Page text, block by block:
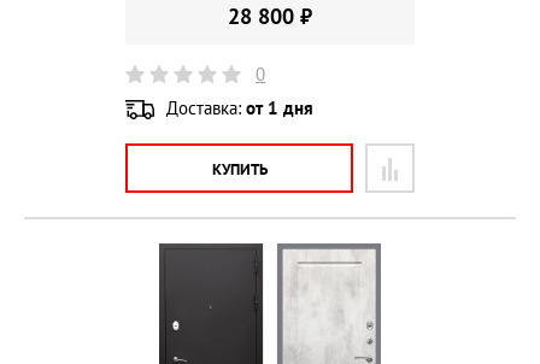
28 800 ₽
0
Доставка: от 1 дня
КУПИТЬ